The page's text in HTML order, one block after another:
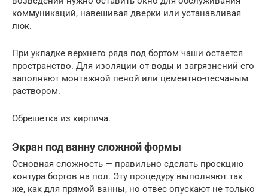
коммуникаций, навешивая дверки или устанавливая
люк.
При укладке верхнего ряда под бортом чаши остается
пространство. Для изоляции от воды и загрязнений его
заполняют монтажной пеной или цементно-песчаным
раствором.
Обрешетка из кирпича.
Экран под ванну сложной формы
Основная сложность — правильно сделать проекцию
контура бортов на пол. Эту процедуру выполняют так
же, как для прямой ванны, но отвес опускают не только